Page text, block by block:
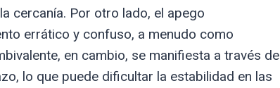
cercanía. Por otro lado, el apego
errático y confuso, a menudo como
en cambio, se manifiesta a través de
lo que puede dificultar la estabilidad en las